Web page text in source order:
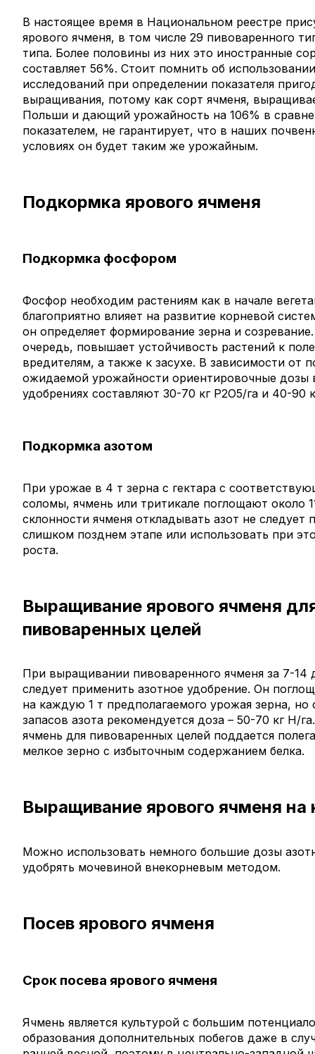
В настоящее время в Национальном реестре
ярового ячменя, в том числе 29 пивоваренного
типа. Более половины из них это иностранные
составляет 56%. Стоит помнить об
исследований при определении показателя
выращивания, потому как сорт ячменя,
Польши и дающий урожайность на 106% в
показателем, не гарантирует, что в наших
условиях он будет таким же урожайным.
Подкормка ярового ячменя
Подкормка фосфором
Фосфор необходим растениям как в начале
благоприятно влияет на развитие корневой
он определяет формирование зерна и
очередь, повышает устойчивость растений к
вредителям, а также к засухе. В зависимости от
ожидаемой урожайности ориентировочные дозы
удобрениях составляют 30-70 кг Р2О5/га и 40-90
Подкормка азотом
При урожае в 4 т зерна с гектара с
соломы, ячмень или тритикале поглощают около
склонности ячменя откладывать азот не следует
слишком позднем этапе или использовать при
роста.
Выращивание ярового ячменя
пивоваренных целей
При выращивании пивоваренного ячменя за 7-14
следует применить азотное удобрение. Он
на каждую 1 т предполагаемого урожая зерна, но
запасов азота рекомендуется доза – 50-70 кг Н/
ячмень для пивоваренных целей поддается
мелкое зерно с избыточным содержанием белка.
Выращивание ярового ячменя на
Можно использовать немного большие дозы
удобрять мочевиной внекорневым методом.
Посев ярового ячменя
Срок посева ярового ячменя
Ячмень является культурой с большим
образования дополнительных побегов даже в